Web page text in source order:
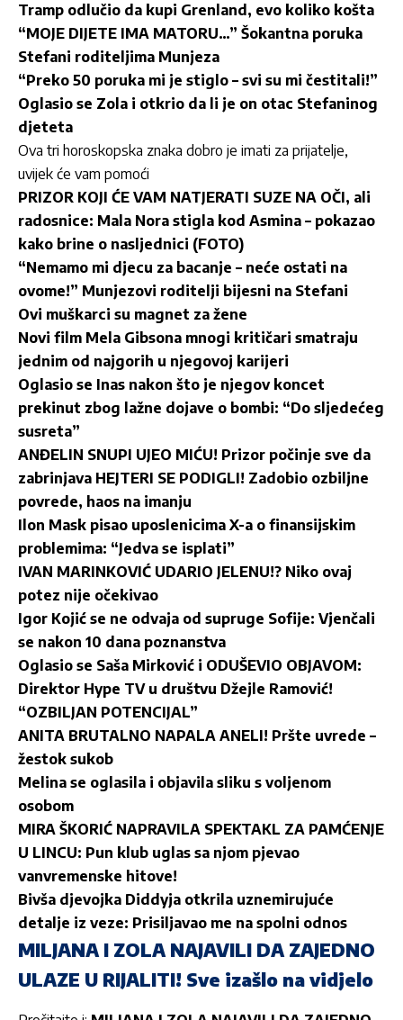
Tramp odlučio da kupi Grenland, evo koliko košta
“MOJE DIJETE IMA MATORU…” Šokantna poruka
Stefani roditeljima Munjeza
“Preko 50 poruka mi je stiglo – svi su mi čestitali!”
Oglasio se Zola i otkrio da li je on otac Stefaninog
djeteta
Ova tri horoskopska znaka dobro je imati za prijatelje,
uvijek će vam pomoći
PRIZOR KOJI ĆE VAM NATJERATI SUZE NA OČI, ali
radosnice: Mala Nora stigla kod Asmina – pokazao
kako brine o nasljednici (FOTO)
“Nemamo mi djecu za bacanje – neće ostati na
ovome!” Munjezovi roditelji bijesni na Stefani
Ovi muškarci su magnet za žene
Novi film Mela Gibsona mnogi kritičari smatraju
jednim od najgorih u njegovoj karijeri
Oglasio se Inas nakon što je njegov koncet
prekinut zbog lažne dojave o bombi: “Do sljedećeg
susreta”
ANĐELIN SNUPI UJEO MIĆU! Prizor počinje sve da
zabrinjava HEJTERI SE PODIGLI! Zadobio ozbiljne
povrede, haos na imanju
Ilon Mask pisao uposlenicima X-a o finansijskim
problemima: “Jedva se isplati”
IVAN MARINKOVIĆ UDARIO JELENU!? Niko ovaj
potez nije očekivao
Igor Kojić se ne odvaja od supruge Sofije: Vjenčali
se nakon 10 dana poznanstva
Oglasio se Saša Mirković i ODUŠEVIO OBJAVOM:
Direktor Hype TV u društvu Džejle Ramović!
“OZBILJAN POTENCIJAL”
ANITA BRUTALNO NAPALA ANELI! Pršte uvrede –
žestok sukob
Melina se oglasila i objavila sliku s voljenom
osobom
MIRA ŠKORIĆ NAPRAVILA SPEKTAKL ZA PAMĆENJE
U LINCU: Pun klub uglas sa njom pjevao
vanvremenske hitove!
Bivša djevojka Diddyja otkrila uznemirujuće
detalje iz veze: Prisiljavao me na spolni odnos
MILJANA I ZOLA NAJAVILI DA ZAJEDNO
ULAZE U RIJALITI! Sve izašlo na vidjelo